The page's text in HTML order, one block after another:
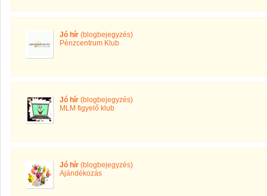
Jó hír (blogbejegyzés)
Pénzcentrum Klub
Jó hír (blogbejegyzés)
MLM figyelő klub
Jó hír (blogbejegyzés)
Ajándékozás